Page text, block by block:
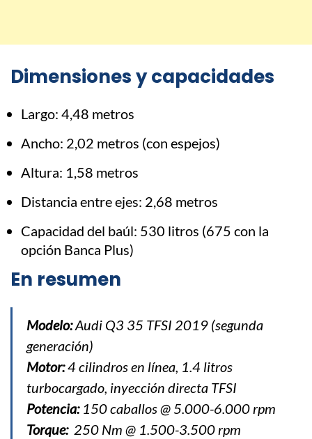
Dimensiones y capacidades
Largo: 4,48 metros
Ancho: 2,02 metros (con espejos)
Altura: 1,58 metros
Distancia entre ejes: 2,68 metros
Capacidad del baúl: 530 litros (675 con la
opción Banca Plus)
En resumen
Modelo:Audi Q3 35 TFSI 2019 (segunda
generación)
Motor:4 cilindros en línea, 1.4 litros
turbocargado, inyección directa TFSI
Potencia: 150 caballos @ 5.000-6.000 rpm
Torque: 250 Nm @ 1.500-3.500 rpm